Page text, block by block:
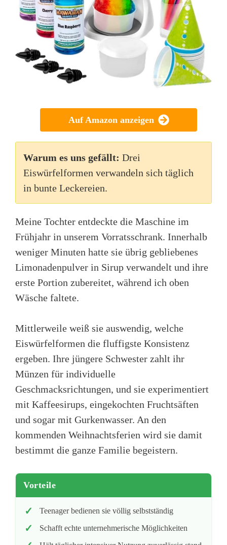
Auf Amazon anzeigen
Warum es uns gefällt: Drei
Eiswürfelformen verwandeln sich täglich
in bunte Leckereien.
Meine Tochter entdeckte die Maschine im
Frühjahr in unserem Vorratsschrank. Innerhalb
weniger Minuten hatte sie übrig gebliebenes
Limonadenpulver in Sirup verwandelt und ihre
erste Portion zubereitet, während ich oben
Wäsche faltete.
Mittlerweile weiß sie auswendig, welche
Eiswürfelformen die fluffigste Konsistenz
ergeben. Ihre jüngere Schwester zahlt ihr
Münzen für individuelle
Geschmacksrichtungen, und sie experimentiert
mit Kaffeesirups, eingekochten Fruchtsäften
und sogar mit Gurkenwasser. An den
kommenden Weihnachtsferien wird sie damit
bestimmt die ganze Familie begeistern.
Vorteile
Teenager bedienen sie völlig selbstständig
Schafft echte unternehmerische Möglichkeiten